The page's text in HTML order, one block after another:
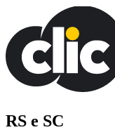
RS e SC